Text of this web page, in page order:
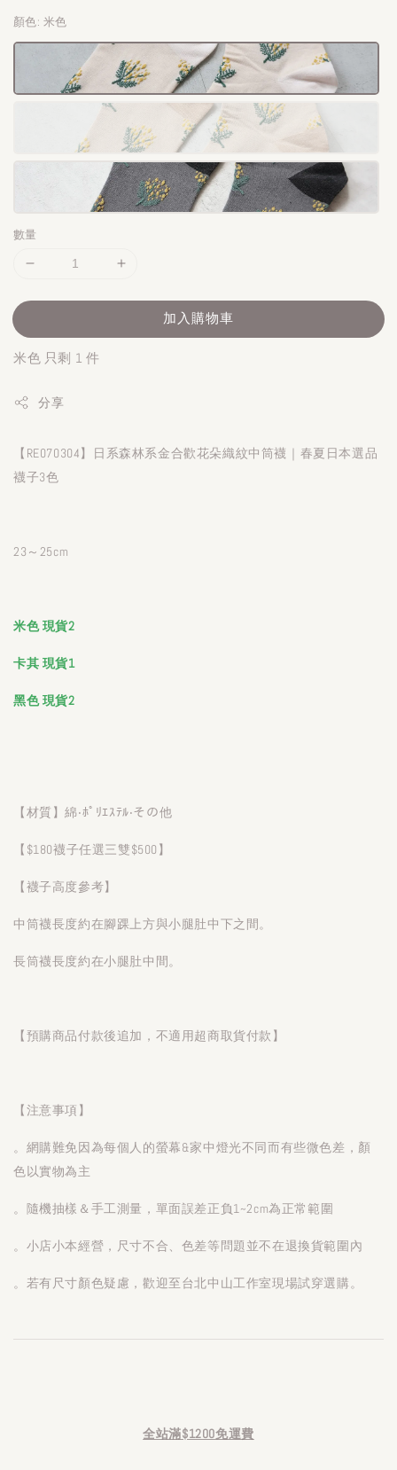
顏色: 米色
數量
加入購物車
米色 只剩 1 件
分享
【RE070304】日系森林系金合歡花朵織紋中筒襪｜春夏日本選品
襪子3色
23～25cm
米色 現貨2
卡其 現貨1
黑色 現貨2
【材質】綿‧ﾎﾟﾘｴｽﾃﾙ‧その他
【$180襪子任選三雙$500】
【襪子高度參考】
中筒襪長度約在腳踝上方與小腿肚中下之間。
長筒襪長度約在小腿肚中間。
【預購商品付款後追加，不適用超商取貨付款】
【注意事項】
。網購難免因為每個人的螢幕&家中燈光不同而有些微色差，顏
色以實物為主
。隨機抽樣＆手工測量，單面誤差正負1~2cm為正常範圍
。小店小本經營，尺寸不合、色差等問題並不在退換貨範圍內
。若有尺寸顏色疑慮，歡迎至台北中山工作室現場試穿選購。
全站滿$1200免運費